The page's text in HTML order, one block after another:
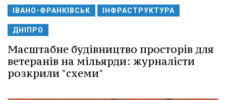
ІВАНО-ФРАНКІВСЬК ІНФРАСТРУКТУРА
ДНІПРО
Масштабне будівництво просторів для
ветеранів на мільярди: журналісти
розкрили "схеми"